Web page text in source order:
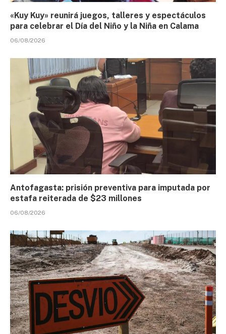
«Kuy Kuy» reunirá juegos, talleres y espectáculos
para celebrar el Día del Niño y la Niña en Calama
06/08/2026
Antofagasta: prisión preventiva para imputada por
estafa reiterada de $23 millones
06/08/2026